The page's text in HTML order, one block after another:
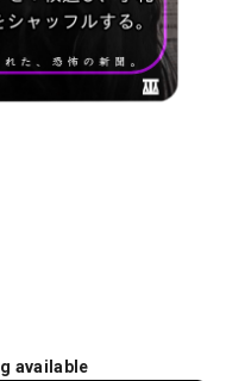
available